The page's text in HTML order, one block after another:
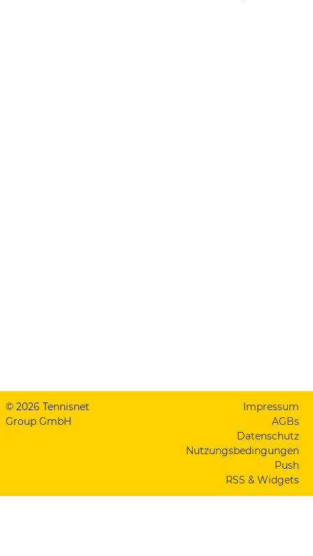
© 2026 Tennisnet
Group GmbH
Impressum
AGBs
Datenschutz
Nutzungsbedingungen
Push
RSS & Widgets